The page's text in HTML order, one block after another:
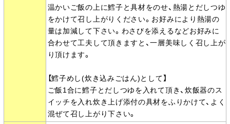
温かいご飯の上に鱈子と具材をのせ、熱湯とだしつゆ
をかけて召し上がりください。お好みにより熱湯の
量は加減して下さい。わさびを添えるなどお好みに
合わせて工夫して頂きますと、一層美味しく召し上が
り頂けます。
【鱈子めし(炊き込みごはん)として】
ご飯1合に鱈子とだしつゆを入れて頂き、炊飯器のス
イッチを入れ炊き上げ添付の具材をふりかけて、よく
混ぜて召し上がり下さい。